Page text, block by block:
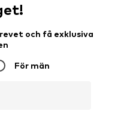
och få exklusiva
För män